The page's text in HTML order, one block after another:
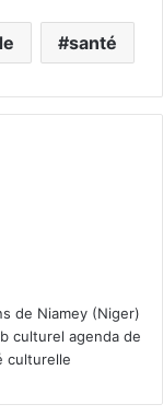
santé
de Niamey (Niger)
culturel agenda de
culturelle